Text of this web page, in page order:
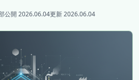
公開 2026.06.04更新 2026.06.04